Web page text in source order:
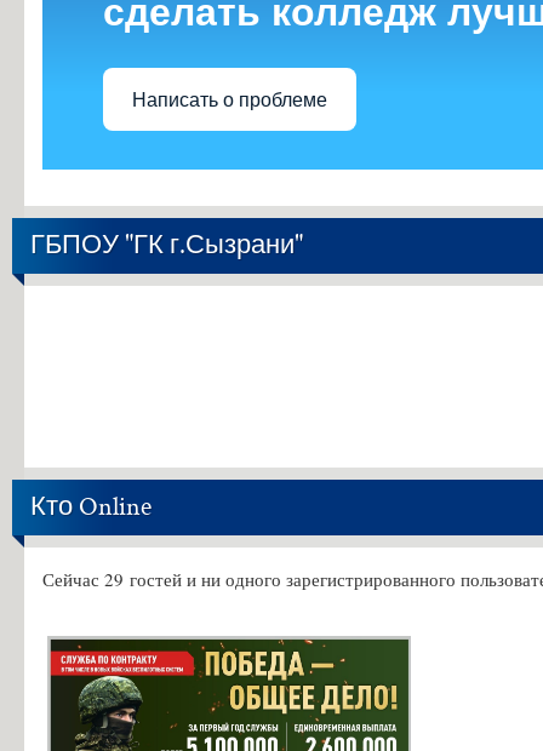
сделать колледж
Написать о проблеме
ГБПОУ "ГК г.Сызрани"
Кто Online
Сейчас 29 гостей и ни одного зарегистрированного